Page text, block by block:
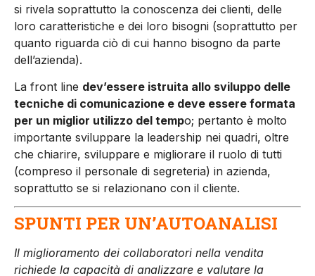
si rivela soprattutto la conoscenza dei clienti, delle
loro caratteristiche e dei loro bisogni (soprattutto per
quanto riguarda ciò di cui hanno bisogno da parte
dell’azienda).
La front line dev’essere istruita allo sviluppo delle
tecniche di comunicazione e deve essere formata
per un miglior utilizzo del tempo; pertanto è molto
importante sviluppare la leadership nei quadri, oltre
che chiarire, sviluppare e migliorare il ruolo di tutti
(compreso il personale di segreteria) in azienda,
soprattutto se si relazionano con il cliente.
SPUNTI PER UN’AUTOANALISI
Il miglioramento dei collaboratori nella vendita
richiede la capacità di analizzare e valutare la